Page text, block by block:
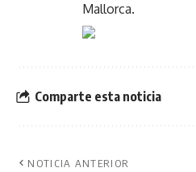
Mallorca.
Comparte esta noticia
NOTICIA ANTERIOR